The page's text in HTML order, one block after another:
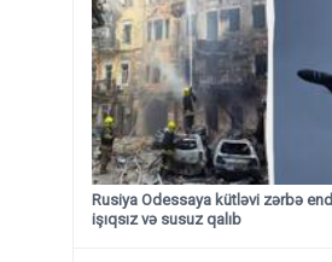
Rusiya Odessaya kütləvi zərbə
işıqsız və susuz qalıb